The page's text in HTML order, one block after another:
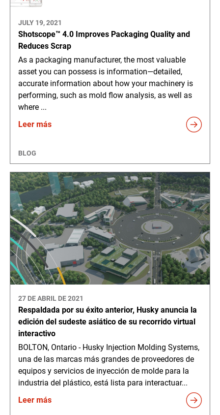
JULY 19, 2021
Shotscope™ 4.0 Improves Packaging Quality and
Reduces Scrap
As a packaging manufacturer, the most valuable
asset you can possess is information—detailed,
accurate information about how your machinery is
performing, such as mold flow analysis, as well as
where ...
Leer más
BLOG
27 DE ABRIL DE 2021
Respaldada por su éxito anterior, Husky anuncia la
edición del sudeste asiático de su recorrido virtual
interactivo
BOLTON, Ontario - Husky Injection Molding Systems,
una de las marcas más grandes de proveedores de
equipos y servicios de inyección de molde para la
industria del plástico, está lista para interactuar...
Leer más